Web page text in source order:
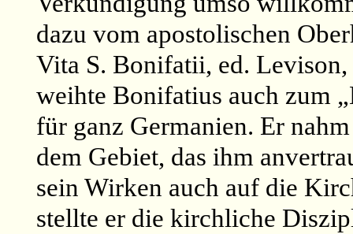
dazu vom apostolischen
Vita S. Bonifatii, ed.
weihte Bonifatius auch zum
für ganz Germanien. Er
dem Gebiet, das ihm
sein Wirken auch auf die
stellte er die kirchliche